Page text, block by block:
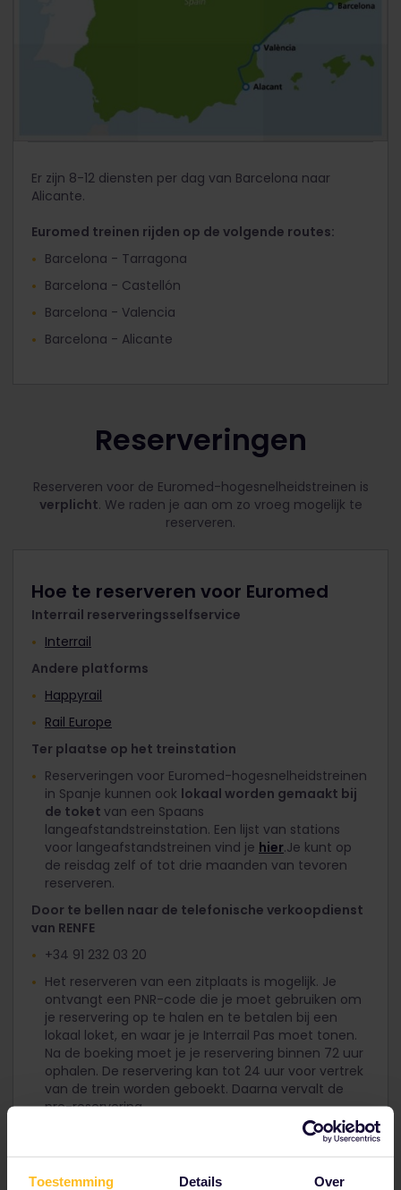
Toestemming Details Over
Er zijn 8-12 diensten per dag van Barcelona naar
Alicante.
Euromed treinen rijden op de volgende routes:
Barcelona - Tarragona
Barcelona - Castellón
Barcelona - Valencia
Barcelona - Alicante
Reserveringen
Reserveren voor de Euromed-hogesnelheidstreinen is
verplicht. We raden je aan om zo vroeg mogelijk te
reserveren.
Hoe te reserveren voor Euromed
Interrail reserveringsselfservice
Interrail
Andere platforms
Happyrail
Rail Europe
Ter plaatse op het treinstation
Reserveringen voor Euromed-hogesnelheidstreinen
in Spanje kunnen ook lokaal worden gemaakt bij
de toket van een Spaans
langeafstandstreinstation. Een lijst van stations
voor langeafstandstreinen vind je hier.Je kunt op
de reisdag zelf of tot drie maanden van tevoren
reserveren.
Door te bellen naar de telefonische verkoopdienst
van RENFE
+34 91 232 03 20
Het reserveren van een zitplaats is mogelijk. Je
ontvangt een PNR-code die je moet gebruiken om
je reservering op te halen en te betalen bij een
lokaal loket, en waar je je Interrail Pas moet tonen.
Na de boeking moet je je reservering binnen 72 uur
ophalen. De reservering kan tot 24 uur voor vertrek
van de trein worden geboekt. Daarna vervalt de
pre-reservering.
Let op: een pre-reservering is niet hetzelfde als een